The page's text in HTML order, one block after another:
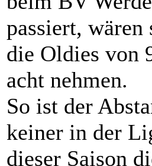
passiert, wären
die Oldies von
acht nehmen.
So ist der
keiner in der
dieser Saison